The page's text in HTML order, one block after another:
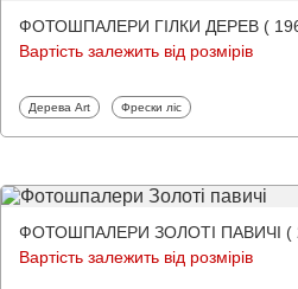
ФОТОШПАЛЕРИ ГІЛКИ ДЕРЕВ (
Вартість залежить від розмірів
Фотошпалери
Дерева Art Фотошпалери
Фрески ліс
ФОТОШПАЛЕРИ ЗОЛОТІ ПАВИЧІ (
Вартість залежить від розмірів